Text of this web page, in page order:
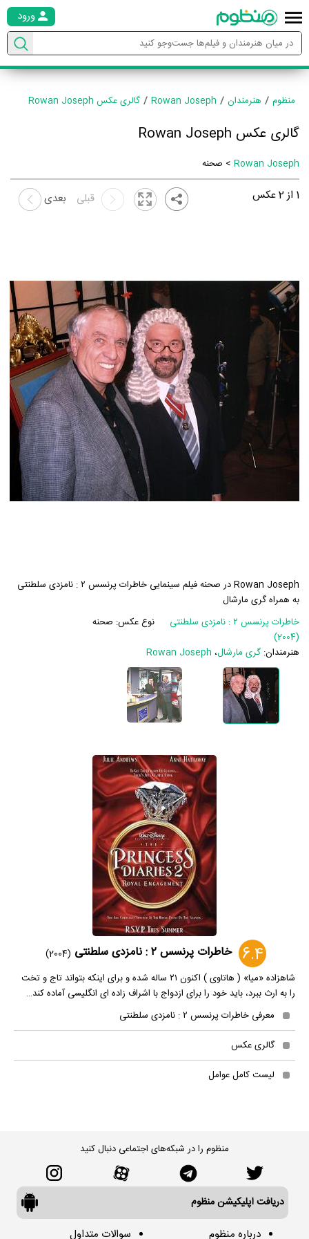
ورود
منظوم هنرمندان Rowan Joseph گالری عکس Rowan Joseph
گالری عکس Rowan Joseph
Rowan Joseph > صحنه
1 از2عکس بعدی قبلی
Rowan Joseph در صحنه فیلم سینمایی خاطرات پرنسس ۲ : نامزدی سلطنتی
به همراه گری مارشال
خاطرات پرنسس ۲ : نامزدی سلطنتی
(2004)
نوع عکس: صحنه
هنرمندان:گری مارشال، Rowan Joseph
6.4 خاطرات پرنسس ۲ : نامزدی سلطنتی
(2004)
شاهزاده «میا» ( هاتاوی ) اکنون ۲۱ ساله شده و برای اینکه بتواند تاج و تخت
را به ارث ببرد، باید خود را برای ازدواج با اشراف زاده ای انگلیسی آماده کند…
معرفی خاطرات پرنسس ۲ : نامزدی سلطنتی
گالری عکس
لیست کامل عوامل
منظوم را در شبکه‌های اجتماعی دنبال کنید
دریافت اپلیکیشن منظوم
درباره منظوم سوالات متداول